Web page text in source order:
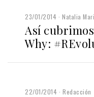
23/01/2014 Natalia
Así
Why:
22/01/2014 Redacción